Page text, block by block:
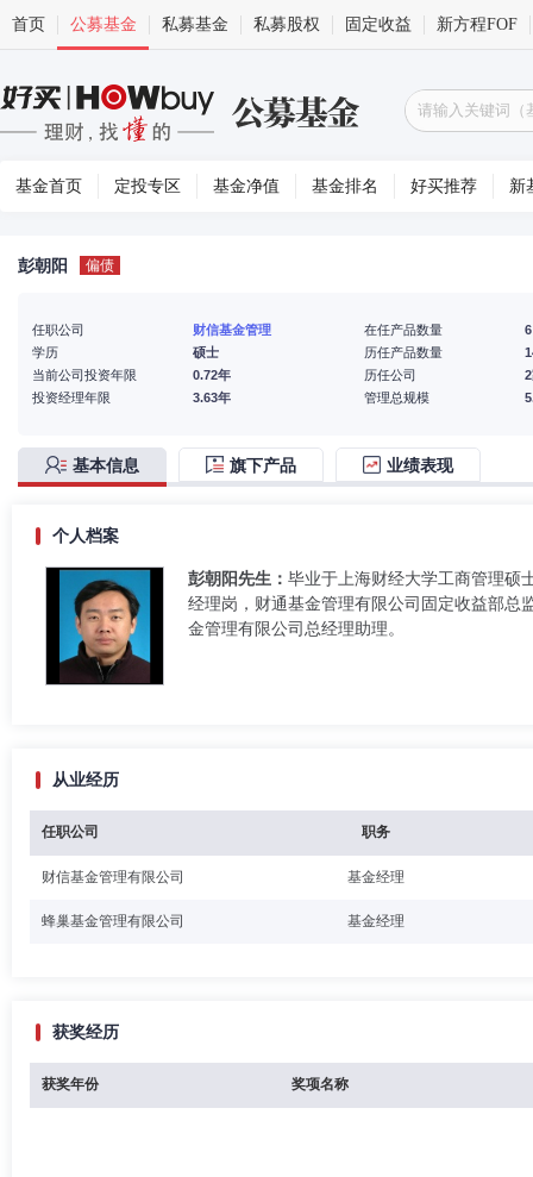
首页 公募基金 私募基金 私募股权 固定收益 新方程FOF
基金首页 定投专区 基金净值 基金排名 好买推荐 新
彭朝阳 偏债
任职公司
财信基金管理
学历
硕士
当前公司投资年限
0.72年
投资经理年限
3.63年
在任产品数量
6
历任产品数量
历任公司
管理总规模
基本信息 旗下产品 业绩表现
个人档案
彭朝阳先生： 毕业于上海财经大学工商管理硕
经理岗，财通基金管理有限公司固定收益部总
金管理有限公司总经理助理。
从业经历
任职公司 职务
财信基金管理有限公司 基金经理
蜂巢基金管理有限公司 基金经理
获奖经历
获奖年份 奖项名称